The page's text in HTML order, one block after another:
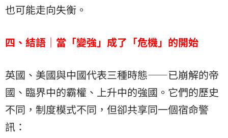
也可能走向失衡。
四、結語｜當「變強」成了「危機」的開始
英國、美國與中國代表三種時態——已崩解的帝
國、臨界中的霸權、上升中的強國。它們的歷史
不同，制度模式不同，但卻共享同一個宿命警
訊：